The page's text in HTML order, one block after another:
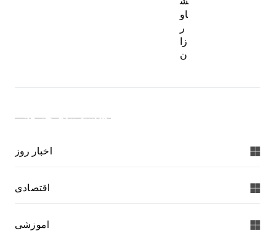
او
ر
زا
ن
دسته بندی خبرها:
اخبار روز
اقتصادی
اموزشی